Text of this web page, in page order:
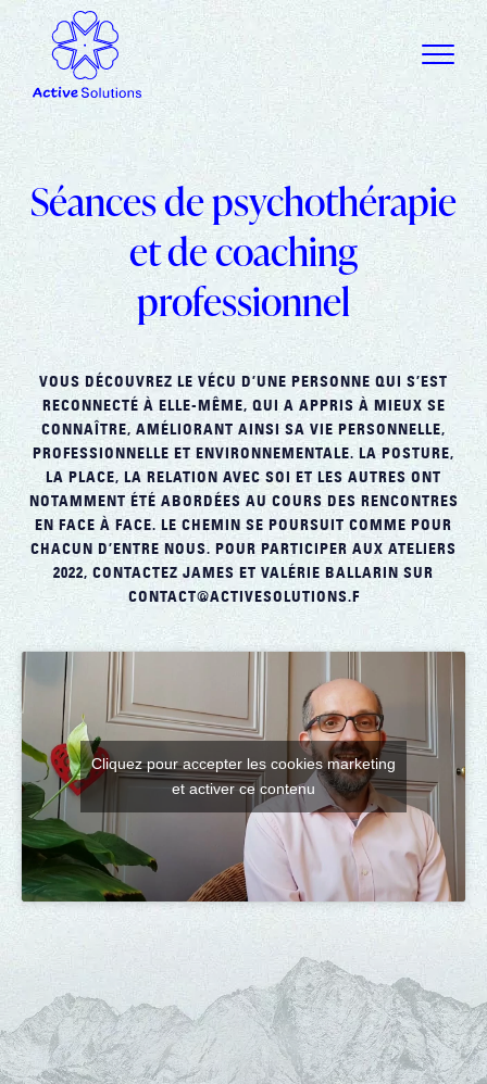
Séances de psychothérapie
et de coaching
professionnel
VOUS DÉCOUVREZ LE VÉCU D’UNE PERSONNE QUI S’EST
RECONNECTÉ À ELLE-MÊME, QUI A APPRIS À MIEUX SE
CONNAÎTRE, AMÉLIORANT AINSI SA VIE PERSONNELLE,
PROFESSIONNELLE ET ENVIRONNEMENTALE. LA POSTURE,
LA PLACE, LA RELATION AVEC SOI ET LES AUTRES ONT
NOTAMMENT ÉTÉ ABORDÉES AU COURS DES RENCONTRES
EN FACE À FACE. LE CHEMIN SE POURSUIT COMME POUR
CHACUN D’ENTRE NOUS. POUR PARTICIPER AUX ATELIERS
2022, CONTACTEZ JAMES ET VALÉRIE BALLARIN SUR
CONTACT@ACTIVESOLUTIONS.F
Cliquez pour accepter les cookies marketing
et activer ce contenu